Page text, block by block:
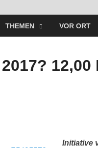
THEMEN VOR ORT
Initiative